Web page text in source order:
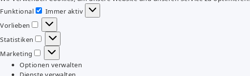
Funktional
Funktional
Immer aktiv
Vorlieben
Vorlieben
Statistiken
Statistiken
Marketing
Marketing
Optionen verwalten